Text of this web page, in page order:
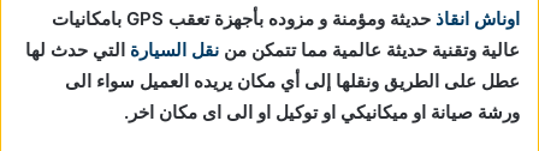
اوناش انقاذ
حديثة ومؤمنة و مزوده بأجهزة تعقب GPS بامكانيات
عالية وتقنية حديثة عالمية مما تتمكن من نقل السيارة التي حدث لها
عطل على الطريق ونقلها إلى أي مكان يريده العميل سواء الى
ورشة صيانة او ميكانيكي او توكيل او الى اى مكان اخر.